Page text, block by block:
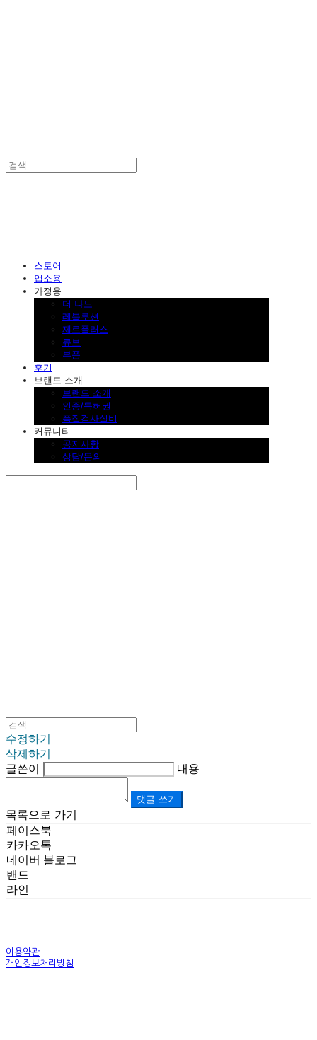
스토어
업소용
가정용
더 나노
레볼루션
제로플러스
큐브
부품
후기
브랜드 소개
브랜드 소개
인증/특허권
품질검사설비
커뮤니티
공지사항
상담/문의
수정하기
삭제하기
글쓴이
내용
댓글 쓰기
목록으로 가기
페이스북
카카오톡
네이버 블로그
밴드
라인
이용약관
개인정보처리방침